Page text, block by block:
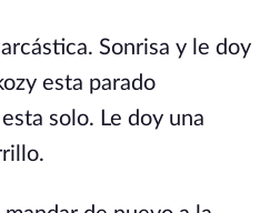
Sonrisa y le doy
esta parado
solo. Le doy una